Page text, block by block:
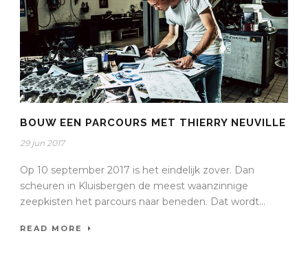
BOUW EEN PARCOURS MET THIERRY NEUVILLE
29 jun 2017
Op 10 september 2017 is het eindelijk zover. Dan
scheuren in Kluisbergen de meest waanzinnige
zeepkisten het parcours naar beneden. Dat wordt...
READ MORE